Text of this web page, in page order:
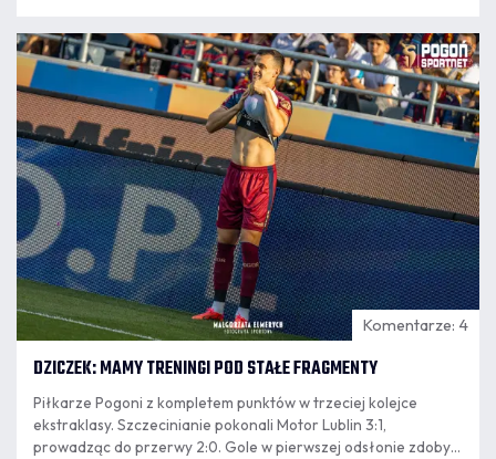
09.08
8:20
Komentarze: 4
DZICZEK: MAMY TRENINGI POD STAŁE FRAGMENTY
Piłkarze Pogoni z kompletem punktów w trzeciej kolejce
ekstraklasy. Szczecinianie pokonali Motor Lublin 3:1,
prowadząc do przerwy 2:0. Gole w pierwszej odsłonie zdobyli